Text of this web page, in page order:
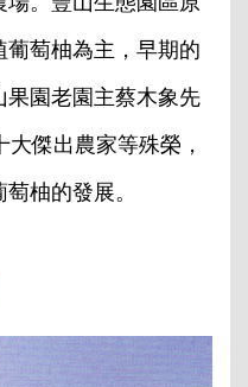
萄柚為主，早期的
園老園主蔡木象先
傑出農家等殊榮，
柚的發展。